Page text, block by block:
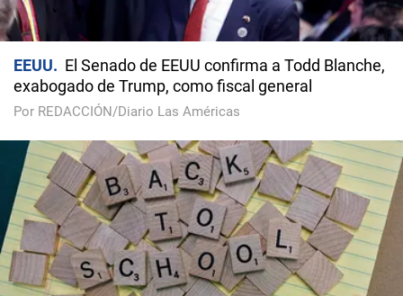
EEUU
El Senado de EEUU confirma a Todd Blanche,
exabogado de Trump, como fiscal general
Por REDACCIÓN/Diario Las Américas